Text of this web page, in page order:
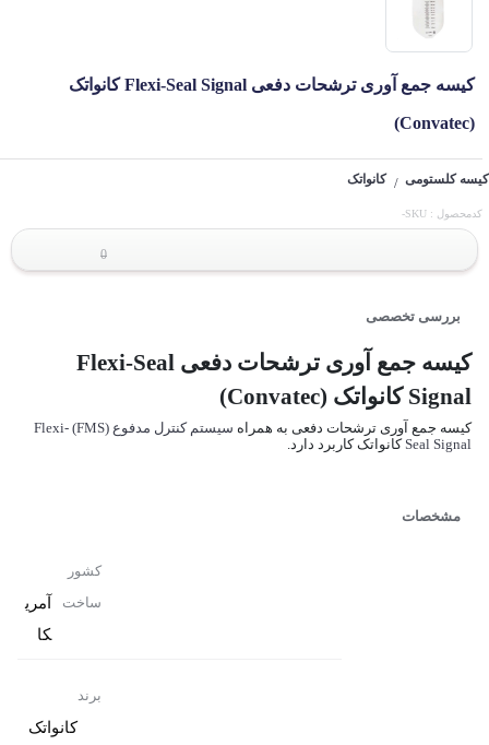
کیسه جمع آوری ترشحات دفعی Flexi-Seal Signal کانواتک
(Convatec)
کیسه کلستومی / کانواتک
کدمحصول : SKU-
0
بررسی تخصصی
کیسه جمع آوری ترشحات دفعی Flexi-Seal
Signal کانواتک (Convatec)
کیسه جمع آوری ترشحات دفعی به همراه
سیستم کنترل مدفوع (FMS) Flexi-
Seal Signalکانواتک کاربرد دارد.
مشخصات
کشور
ساخت
آمری
کا
برند
کانواتک